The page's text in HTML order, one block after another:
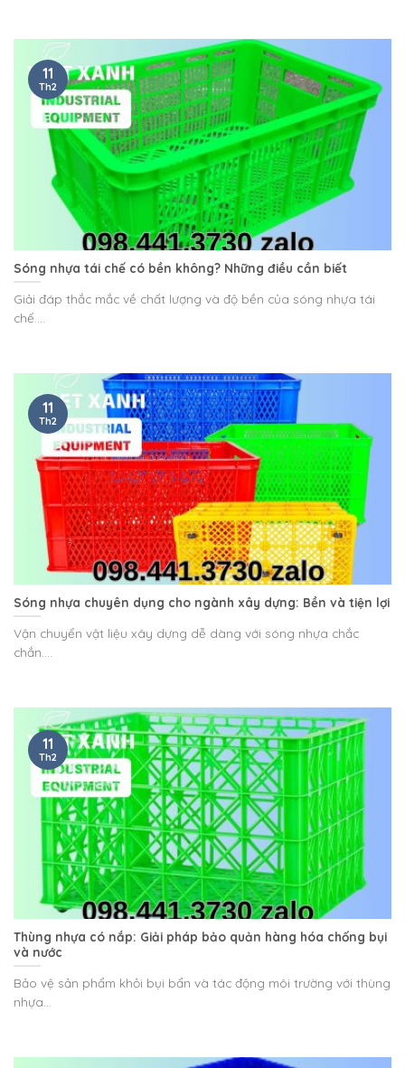
Sóng nhựa tái chế có bền không? Những điều cần biết
Giải đáp thắc mắc về chất lượng và độ bền của sóng nhựa tái
chế....
11
Th2
Sóng nhựa chuyên dụng cho ngành xây dựng: Bền và tiện lợi
Vận chuyển vật liệu xây dựng dễ dàng với sóng nhựa chắc
chắn....
11
Th2
Thùng nhựa có nắp: Giải pháp bảo quản hàng hóa chống bụi
và nước
Bảo vệ sản phẩm khỏi bụi bẩn và tác động môi trường với thùng
nhựa...
11
Th2